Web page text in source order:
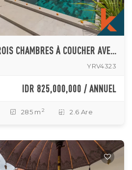
VILLA DE LUXE DE TROIS CHAMBRES À COUCHER AVEC SALON FERMÉ À UMALAS – UN VÉRITABLE REFUGE DE LUXE
YRV4323
IDR 825,000,000 / ANNUEL
285 m 2 2.6 Are